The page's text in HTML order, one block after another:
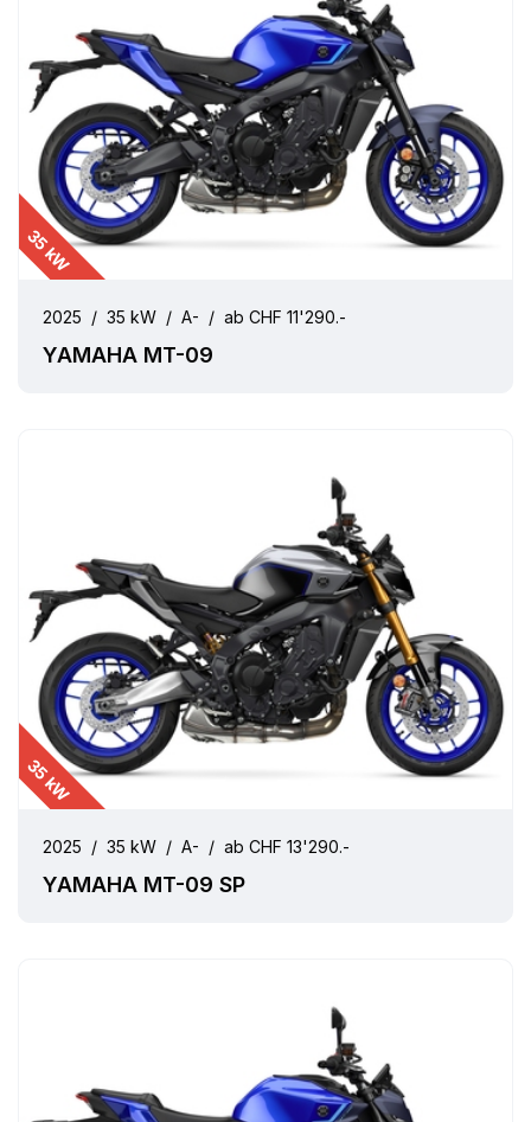
35 kW
2025 / 35 kW / A- / ab CHF 11'290.-
YAMAHA MT-09
35 kW
2025 / 35 kW / A- / ab CHF 13'290.-
YAMAHA MT-09 SP